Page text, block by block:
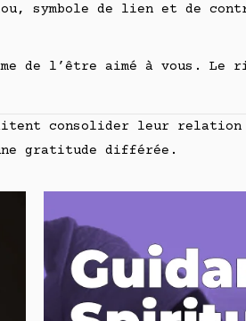
symbole de lien et de
l’être aimé à vous. Le
consolider leur relation
gratitude différée.